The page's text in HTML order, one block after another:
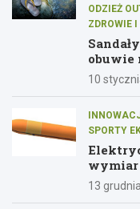
ODZIEŻ
ZDROWIE
10
SPORTY
wymiar
13